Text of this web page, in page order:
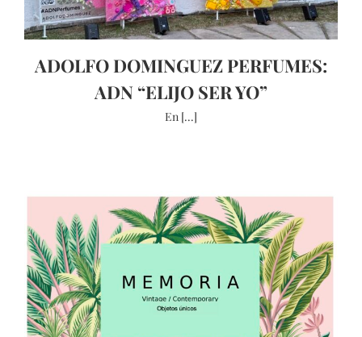
ADOLFO DOMINGUEZ PERFUMES:
ADN “ELIJO SER YO”
En [...]